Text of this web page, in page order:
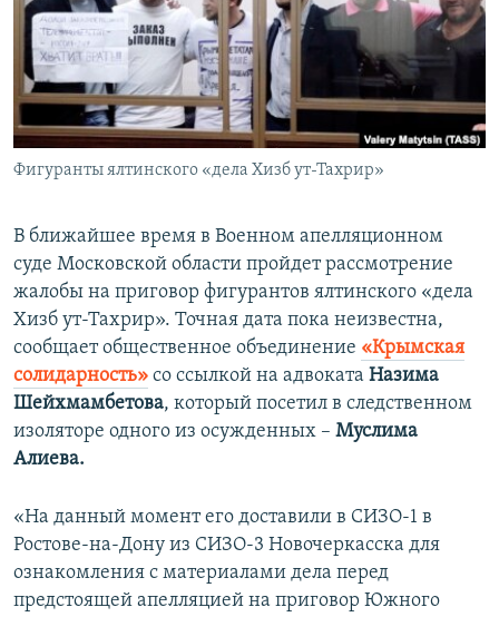
ПОБЕДИТЕЛЕЙ НЕ СУДЯТ?
КРЫМ.НЕПОКОРЕННЫЙ
ELIFBE
УКРАИНСКАЯ ПРОБЛЕМА КРЫМА
ПРИСОЕДИНЯЙТЕСЬ!
Все сайты RFE/RL
Фигуранты ялтинского «дела Хизб ут-Тахрир»
В ближайшее время в Военном апелляционном
суде Московской области пройдет рассмотрение
жалобы на приговор фигурантов ялтинского «дела
Хизб ут-Тахрир». Точная дата пока неизвестна,
сообщает общественное объединение «Крымская
солидарность» со ссылкой на адвоката Назима
Шейхмамбетова, который посетил в следственном
изоляторе одного из осужденных – Муслима
Алиева.
«На данный момент его доставили в СИЗО-1 в
Ростове-на-Дону из СИЗО-3 Новочеркасска для
ознакомления с материалами дела перед
предстоящей апелляцией на приговор Южного